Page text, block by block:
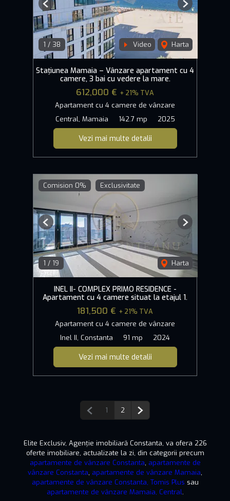
1 / 38 Video Harta
Previous Next
Stațiunea Mamaia – Vânzare apartament cu 4
camere, 3 bai cu vedere la mare.
612,000 € + 21% TVA
Apartament cu 4 camere de vânzare
Central, Mamaia
142.7 mp 2025
Vezi mai multe detalii
Comision 0% Exclusivitate
1 / 19 Harta
Previous Next
INEL II- COMPLEX PRIMO RESIDENCE -
Apartament cu 4 camere situat la etajul 1.
181,500 € + 21% TVA
Apartament cu 4 camere de vânzare
Inel II, Constanta
91 mp 2024
Vezi mai multe detalii
Pagina anterioară
1 2 Pagina următoare
Elite Exclusiv, Agenție imobiliară Constanta, va ofera 226
oferte imobiliare, actualizate la zi, din categorii precum
apartamente de vânzare Constanta, apartamente de
vânzare Constanta, apartamente de vânzare Mamaia,
apartamente de vânzare Constanta, Tomis Plus sau
apartamente de vânzare Mamaia, Central.